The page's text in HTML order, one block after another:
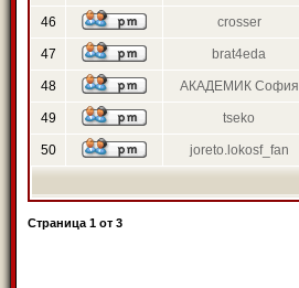
46 crosser
47 brat4eda
48 АКАДЕМИК София
49 tseko
50 joreto.lokosf_fan
Страница 1 от 3